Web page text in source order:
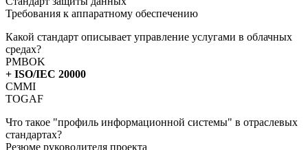
Требования к аппаратному обеспечению
Какой стандарт описывает управление услугами в облачных
средах?
PMBOK
+ ISO/IEC 20000
CMMI
TOGAF
Что такое "профиль информационной системы" в отраслевых
стандартах?
Резюме руководителя проекта